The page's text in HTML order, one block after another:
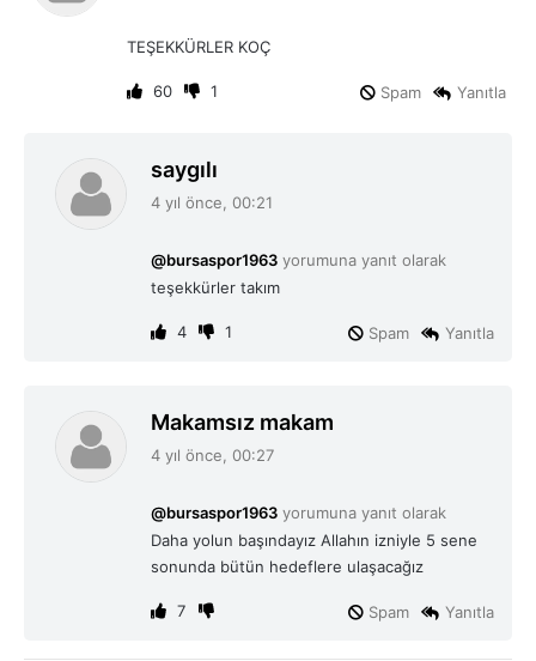
TEŞEKKÜRLER KOÇ
60 1 Yanıtla
Spam
saygılı
k
4 yıl önce, 00:21
@bursaspor1963 yorumuna yanıt olarak
teşekkürler takım
4 1 Yanıtla
Spam
Makamsız makam
4 yıl önce, 00:27
@bursaspor1963 yorumuna yanıt olarak
Daha yolun başındayız Allahın izniyle 5 sene
sonunda bütün hedeflere ulaşacağız
7 Yanıtla
Spam